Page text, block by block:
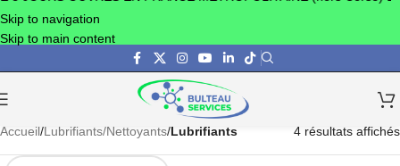
Skip to navigation
Skip to main content
Accueil/Lubrifiants/Nettoyants/Lubrifiants 4 résultats affichés